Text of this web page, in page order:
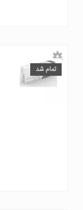
تمام شد